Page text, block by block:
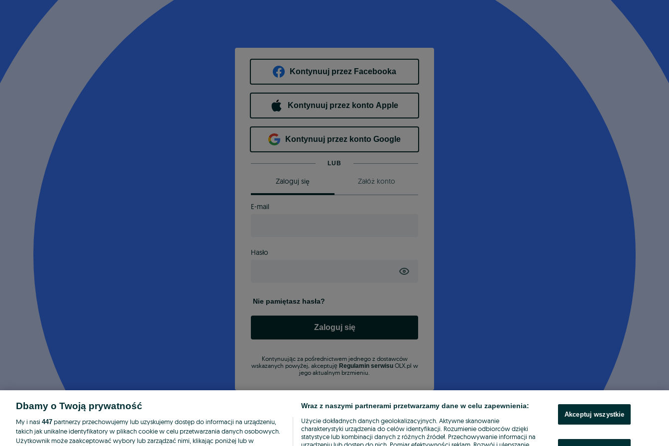
Kontynuuj przez Facebooka
Kontynuuj przez konto Apple
Kontynuuj przez konto Google
LUB
Zaloguj się Załóż konto
E-mail
Hasło
Nie pamiętasz hasła?
Zaloguj się
Kontynuując za pośrednictwem jednego z dostawców
wskazanych powyżej, akceptuję Regulamin serwisuOLX.pl w
jego aktualnym brzmieniu.
Dbamy o Twoją prywatność
My i nasi 447 partnerzy przechowujemy lub uzyskujemy dostęp do informacji na urządzeniu,
takich jak unikalne identyfikatory w plikach cookie w celu przetwarzania danych osobowych.
Użytkownik może zaakceptować wybory lub zarządzać nimi, klikając poniżej lub w
Wraz z naszymi partnerami przetwarzamy dane w celu zapewnienia:
Użycie dokładnych danych geolokalizacyjnych. Aktywne skanowanie
charakterystyki urządzenia do celów identyfikacji. Rozumienie odbiorców dzięki
statystyce lub kombinacji danych z różnych źródeł. Przechowywanie informacji na
Akceptuj wszystkie